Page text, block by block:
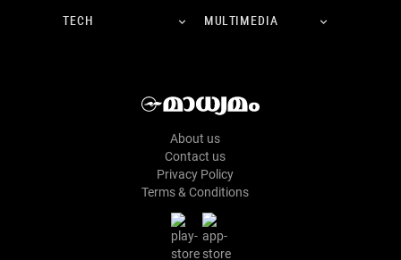
TECH MULTIMEDIA
About us
Contact us
Privacy Policy
Terms & Conditions